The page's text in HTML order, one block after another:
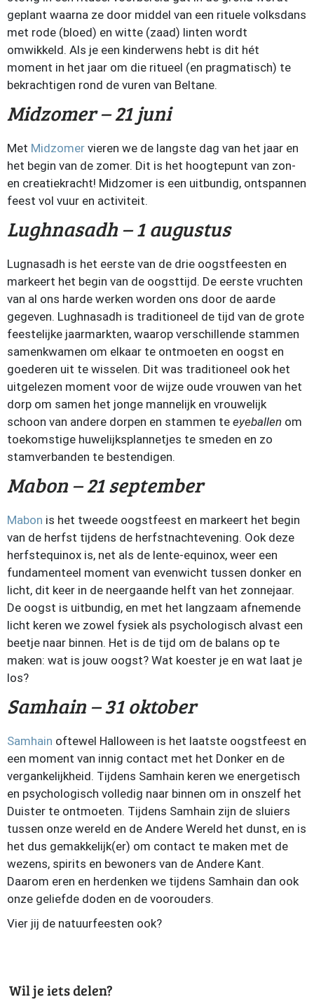
geplant waarna ze door middel van een rituele volksdans
met rode (bloed) en witte (zaad) linten wordt
omwikkeld. Als je een kinderwens hebt is dit hét
moment in het jaar om die ritueel (en pragmatisch) te
bekrachtigen rond de vuren van Beltane.
Midzomer – 21juni
Met Midzomer vieren we de langste dag van het jaar en
het begin van de zomer. Dit is het hoogtepunt van zon-
en creatiekracht! Midzomer is een uitbundig, ontspannen
feest vol vuur en activiteit.
Lughnasadh – 1 augustus
Lugnasadh is het eerste van de drie oogstfeesten en
markeert het begin van de oogsttijd. De eerste vruchten
van al ons harde werken worden ons door de aarde
gegeven. Lughnasadh is traditioneel de tijd van de grote
feestelijke jaarmarkten, waarop verschillende stammen
samenkwamen om elkaar te ontmoeten en oogst en
goederen uit te wisselen. Dit was traditioneel ook het
uitgelezen moment voor de wijze oude vrouwen van het
dorp om samen het jonge mannelijk en vrouwelijk
schoon van andere dorpen en stammen te eyeballen om
toekomstige huwelijksplannetjes te smeden en zo
stamverbanden te bestendigen.
Mabon – 21 september
Mabon is het tweede oogstfeest en markeert het begin
van de herfst tijdens de herfstnachtevening. Ook deze
herfstequinox is, net als de lente-equinox, weer een
fundamenteel moment van evenwicht tussen donker en
licht, dit keer in de neergaande helft van het zonnejaar.
De oogst is uitbundig, en met het langzaam afnemende
licht keren we zowel fysiek als psychologisch alvast een
beetje naar binnen. Het is de tijd om de balans op te
maken: wat is jouw oogst? Wat koester je en wat laat je
los?
Samhain– 31 oktober
Samhain oftewel Halloween is het laatste oogstfeest en
een moment van innig contact met het Donker en de
vergankelijkheid. Tijdens Samhain keren we energetisch
en psychologisch volledig naar binnen om in onszelf het
Duister te ontmoeten. Tijdens Samhain zijn de sluiers
tussen onze wereld en de Andere Wereld het dunst, en is
het dus gemakkelijk(er) om contact te maken met de
wezens, spirits en bewoners van de Andere Kant.
Daarom eren en herdenken we tijdens Samhain dan ook
onze geliefde doden en de voorouders.
Vier jij de natuurfeesten ook?
Wil je iets delen?